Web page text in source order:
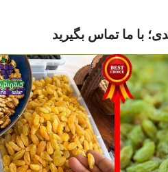
با ما تماس بگیرید